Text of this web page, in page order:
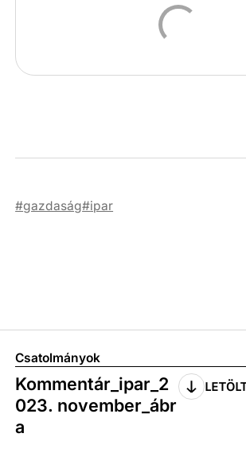
gazdaság ipar
Csatolmányok
Kommentár_ipar_2
023. november_ábr
a